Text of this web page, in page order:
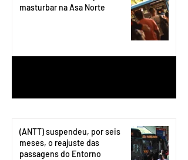
masturbar na Asa Norte
(ANTT) suspendeu, por seis
meses, o reajuste das
passagens do Entorno